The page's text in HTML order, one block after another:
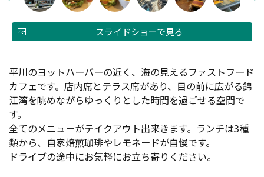
スライドショーで見る
平川のヨットハーバーの近く、海の見えるファストフード
カフェです。店内席とテラス席があり、目の前に広がる錦
江湾を眺めながらゆっくりとした時間を過ごせる空間で
す。
全てのメニューがテイクアウト出来きます。ランチは3種
類から、自家焙煎珈琲やレモネードが自慢です。
ドライブの途中にお気軽にお立ち寄りください。